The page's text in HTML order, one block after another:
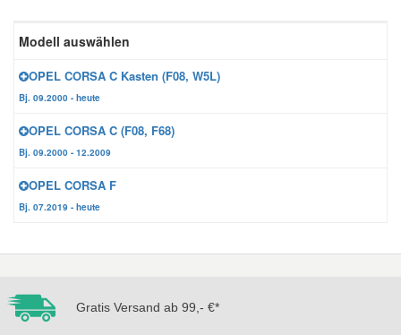
Modell auswählen
OPEL CORSA C Kasten (F08, W5L)
Bj. 09.2000 - heute
OPEL CORSA C (F08, F68)
Bj. 09.2000 - 12.2009
OPEL CORSA F
Bj. 07.2019 - heute
Gratis Versand ab 99,- €*
Jeep Ersatzteile
Mini Ersatzteile